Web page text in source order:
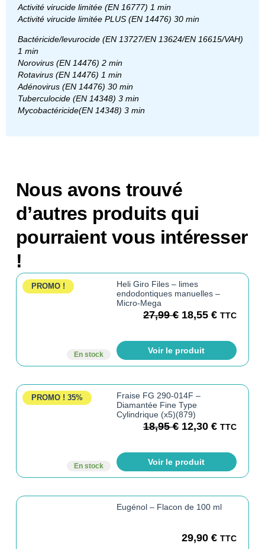
Activité virucide limitée (EN 16777) 1 min
Activité virucide limitée PLUS (EN 14476) 30 min
Bactéricide/levurocide (EN 13727/EN 13624/EN 16615/VAH)
1 min
Norovirus (EN 14476) 2 min
Rotavirus (EN 14476) 1 min
Adénovirus (EN 14476) 30 min
Tuberculocide (EN 14348) 3 min
Mycobactéricide(EN 14348) 3 min
Nous avons trouvé
d’autres produits qui
pourraient vous intéresser
!
PROMO !
En stock
Heli Giro Files – limes
endodontiques manuelles –
Micro-Mega
27,99€ 18,55€ TTC
Voir le produit
PROMO ! 35%
En stock
Fraise FG 290-014F –
Diamantée Fine Type
Cylindrique (x5)(879)
18,95€ 12,30€ TTC
Voir le produit
Eugénol – Flacon de 100 ml
29,90€ TTC